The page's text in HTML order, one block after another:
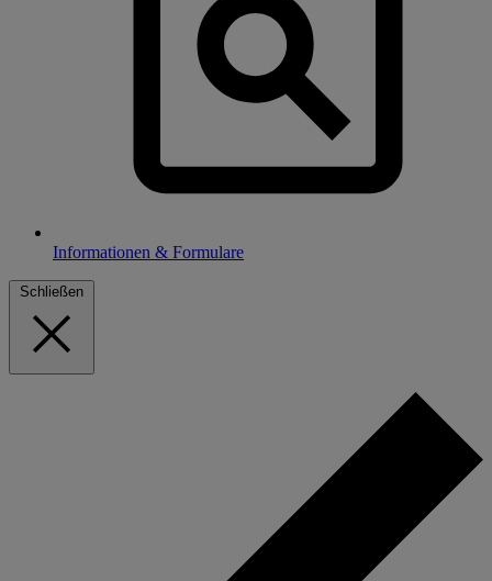
Informationen & Formulare
Schließen